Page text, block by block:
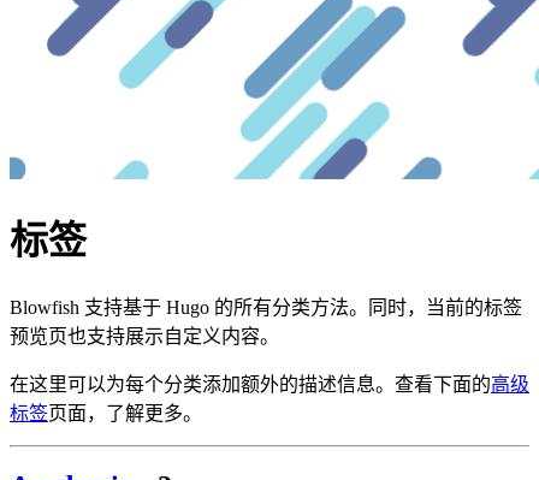
标签
Blowfish 支持基于 Hugo 的所有分类方法。同时，当前的标签
预览页也支持展示自定义内容。
在这里可以为每个分类添加额外的描述信息。查看下面的高级
标签页面，了解更多。